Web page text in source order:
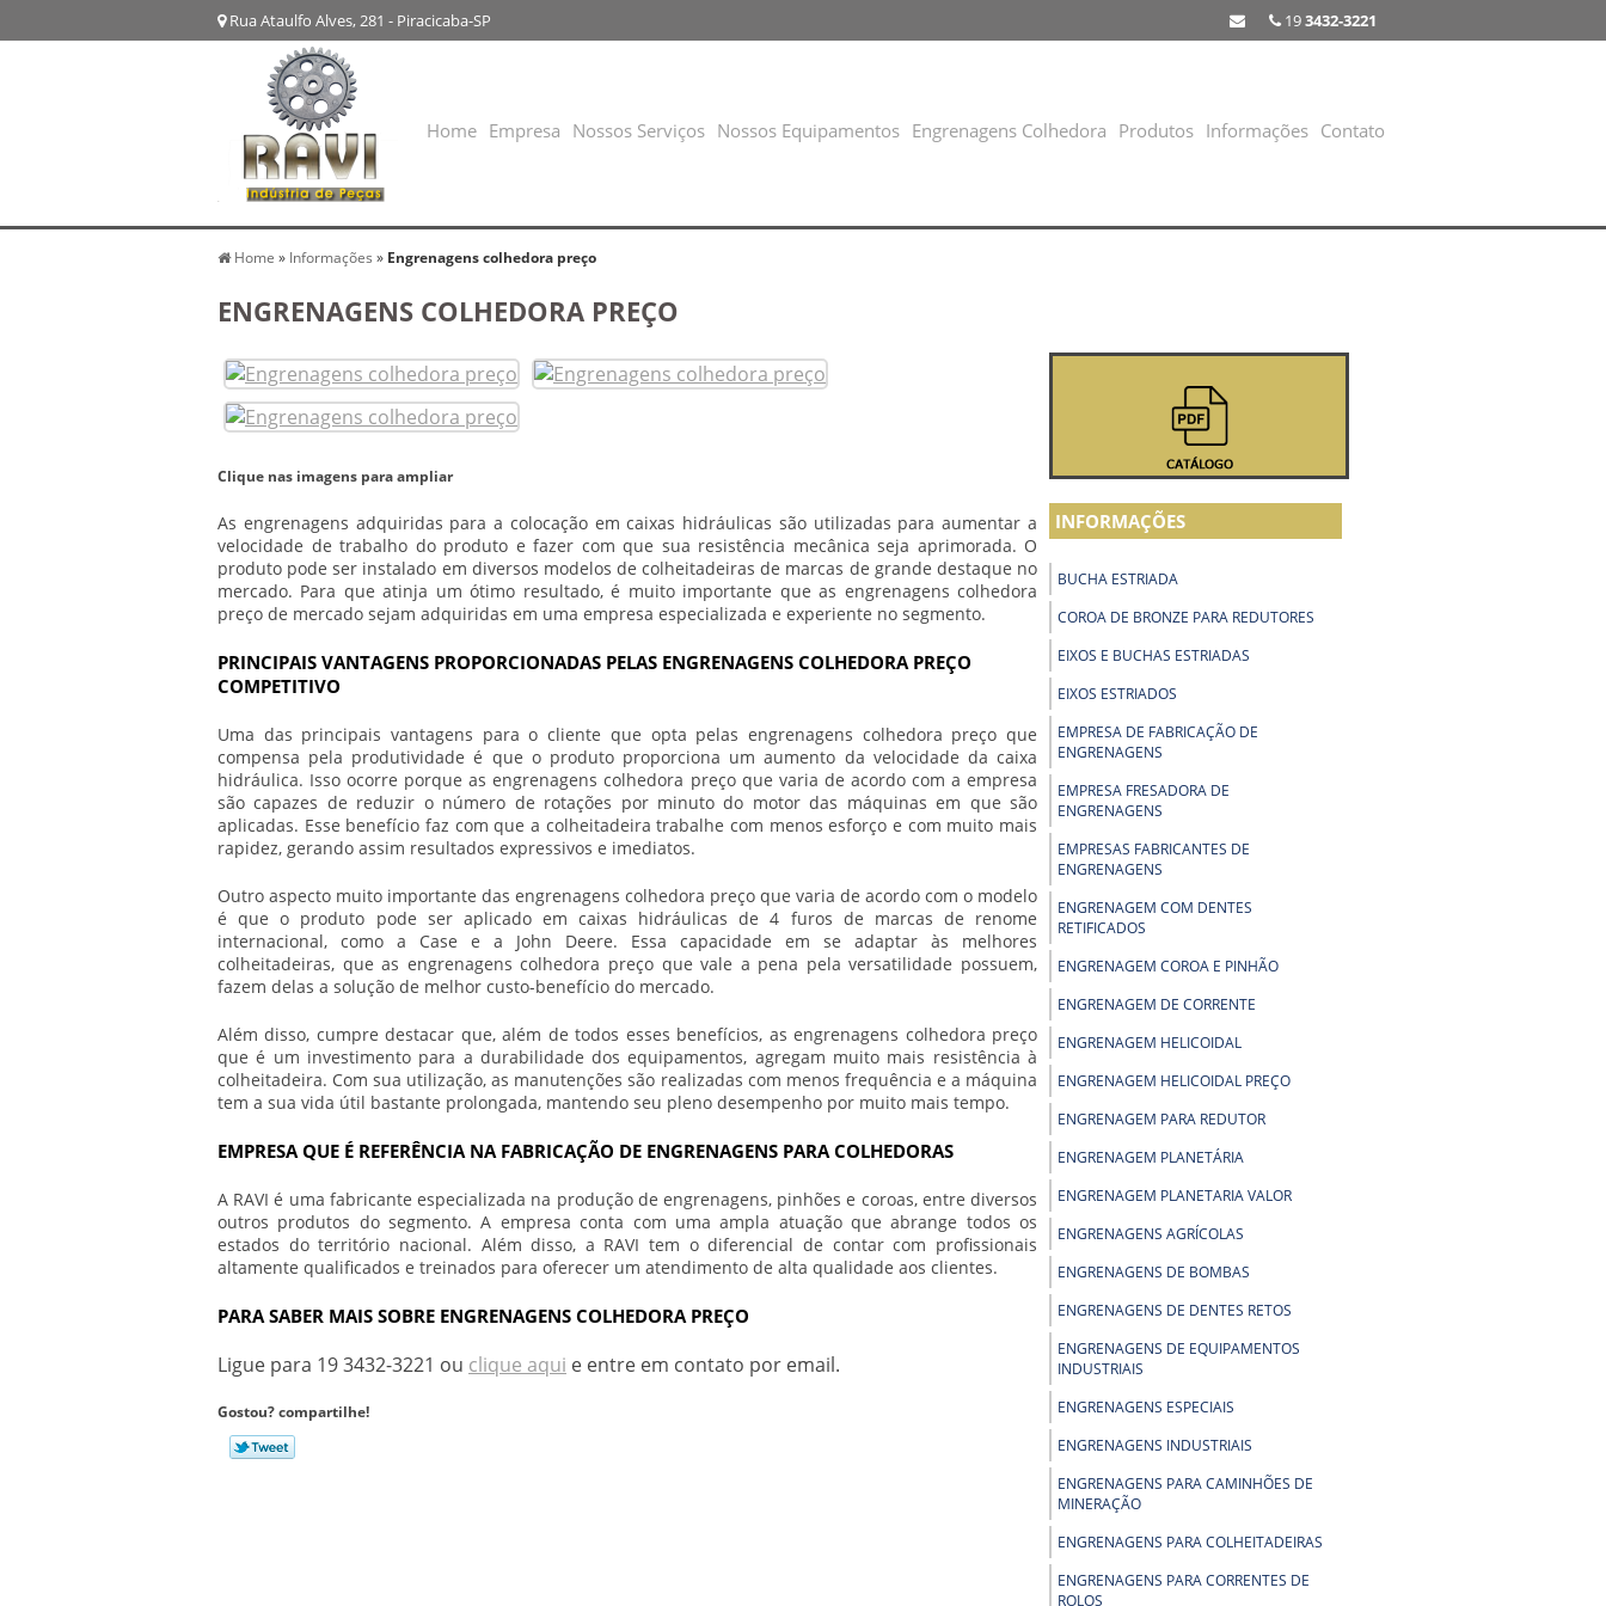
Rua Ataulfo Alves, 281 - Piracicaba-SP 193432-3221
Home Empresa Nossos Serviços Nossos Equipamentos Engrenagens Colhedora Produtos Informações Contato
Home » Informações » Engrenagens colhedora preço
ENGRENAGENS COLHEDORA PREÇO
Clique nas imagens para ampliar
As engrenagens adquiridas para a colocação em caixas hidráulicas são utilizadas para aumentar a
velocidade de trabalho do produto e fazer com que sua resistência mecânica seja aprimorada. O
produto pode ser instalado em diversos modelos de colheitadeiras de marcas de grande destaque no
mercado. Para que atinja um ótimo resultado, é muito importante que as engrenagens colhedora
preço de mercado sejam adquiridas em uma empresa especializada e experiente no segmento.
PRINCIPAIS VANTAGENS PROPORCIONADAS PELAS ENGRENAGENS COLHEDORA PREÇO
COMPETITIVO
Uma das principais vantagens para o cliente que opta pelas engrenagens colhedora preço que
compensa pela produtividade é que o produto proporciona um aumento da velocidade da caixa
hidráulica. Isso ocorre porque asengrenagens colhedora preçoque varia de acordo com a empresa
são capazes de reduzir o número de rotações por minuto do motor das máquinas em que são
aplicadas. Esse benefício faz com que a colheitadeira trabalhe com menos esforço e com muito mais
rapidez, gerando assim resultados expressivos e imediatos.
Outro aspecto muito importante das engrenagens colhedora preço que varia de acordo com o modelo
é que o produto pode ser aplicado em caixas hidráulicas de 4 furos de marcas de renome
internacional, como a Case e a John Deere. Essa capacidade em se adaptar às melhores
colheitadeiras, que as engrenagens colhedora preçoque vale a pena pela versatilidade possuem,
fazem delas a solução de melhor custo-benefício do mercado.
Além disso, cumpre destacar que, além de todos esses benefícios, asengrenagens colhedora preço
que é um investimento para a durabilidade dos equipamentos, agregam muito mais resistência à
colheitadeira. Com sua utilização, as manutenções são realizadas com menos frequência e a máquina
tem a sua vida útil bastante prolongada, mantendo seu pleno desempenho por muito mais tempo.
EMPRESA QUE É REFERÊNCIA NA FABRICAÇÃO DE ENGRENAGENS PARA COLHEDORAS
A RAVI é uma fabricante especializada na produção de engrenagens, pinhões e coroas, entre diversos
outros produtos do segmento. A empresa conta com uma ampla atuação que abrange todos os
estados do território nacional. Além disso, a RAVI tem o diferencial de contar com profissionais
altamente qualificados e treinados para oferecer um atendimento de alta qualidade aos clientes.
PARA SABER MAIS SOBRE ENGRENAGENS COLHEDORA PREÇO
Ligue para 19 3432-3221 ou clique aqui e entre em contato por email.
Gostou? compartilhe!
INFORMAÇÕES
BUCHA ESTRIADA
COROA DE BRONZE PARA REDUTORES
EIXOS E BUCHAS ESTRIADAS
EIXOS ESTRIADOS
EMPRESA DE FABRICAÇÃO DE
ENGRENAGENS
EMPRESA FRESADORA DE
ENGRENAGENS
EMPRESAS FABRICANTES DE
ENGRENAGENS
ENGRENAGEM COM DENTES
RETIFICADOS
ENGRENAGEM COROA E PINHÃO
ENGRENAGEM DE CORRENTE
ENGRENAGEM HELICOIDAL
ENGRENAGEM HELICOIDAL PREÇO
ENGRENAGEM PARA REDUTOR
ENGRENAGEM PLANETÁRIA
ENGRENAGEM PLANETARIA VALOR
ENGRENAGENS AGRÍCOLAS
ENGRENAGENS DE BOMBAS
ENGRENAGENS DE DENTES RETOS
ENGRENAGENS DE EQUIPAMENTOS
INDUSTRIAIS
ENGRENAGENS ESPECIAIS
ENGRENAGENS INDUSTRIAIS
ENGRENAGENS PARA CAMINHÕES DE
MINERAÇÃO
ENGRENAGENS PARA COLHEITADEIRAS
ENGRENAGENS PARA CORRENTES DE
ROLOS